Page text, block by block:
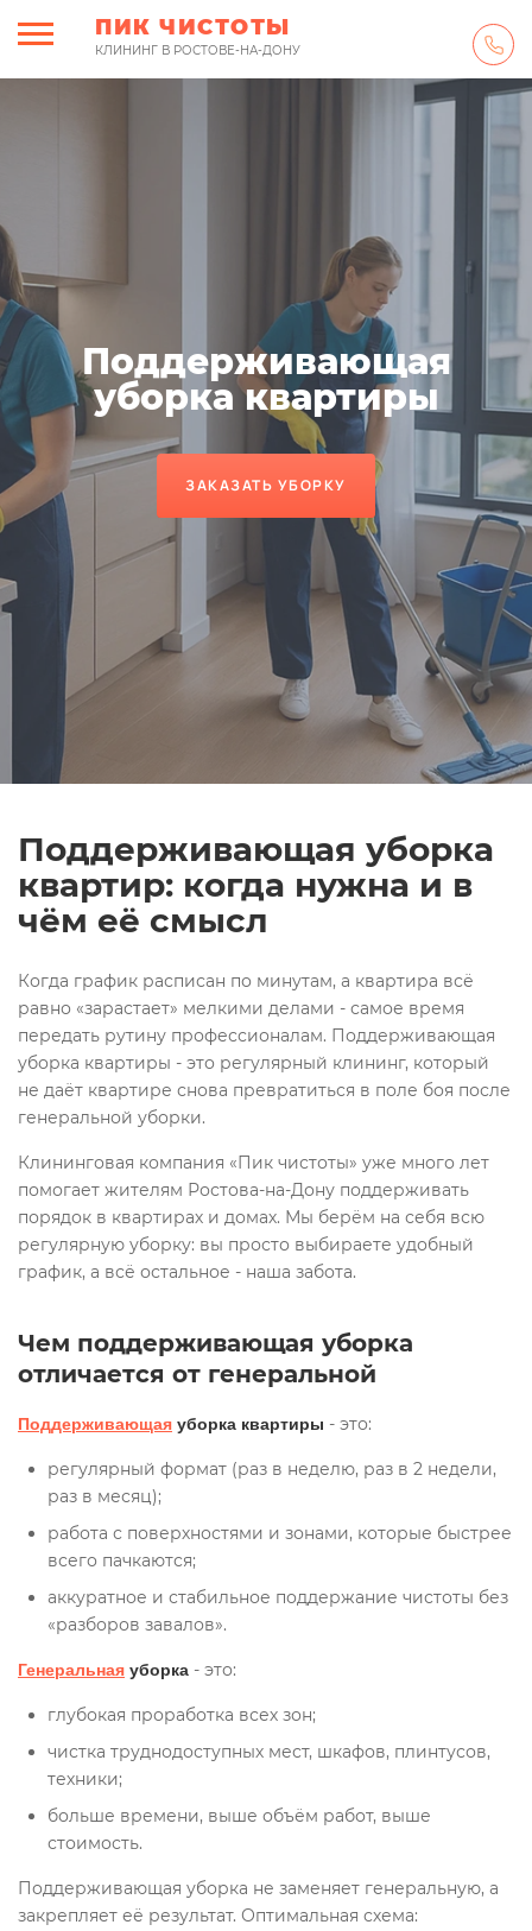
ПИК ЧИСТОТЫ
КЛИНИНГ В РОСТОВЕ-НА-ДОНУ
Поддерживающая
уборка квартиры
ЗАКАЗАТЬ УБОРКУ
Поддерживающая уборка
квартир: когда нужна и в
чём её смысл
Когда график расписан по минутам, а квартира всё
равно «зарастает» мелкими делами - самое время
передать рутину профессионалам. Поддерживающая
уборка квартиры - это регулярный клининг, который
не даёт квартире снова превратиться в поле боя после
генеральной уборки.
Клининговая компания «Пик чистоты» уже много лет
помогает жителям Ростова-на-Дону поддерживать
порядок в квартирах и домах. Мы берём на себя всю
регулярную уборку: вы просто выбираете удобный
график, а всё остальное - наша забота.
Чем поддерживающая уборка
отличается от генеральной
Поддерживающая уборка квартиры - это:
регулярный формат (раз в неделю, раз в 2 недели,
раз в месяц);
работа с поверхностями и зонами, которые быстрее
всего пачкаются;
аккуратное и стабильное поддержание чистоты без
«разборов завалов».
Генеральная уборка - это:
глубокая проработка всех зон;
чистка труднодоступных мест, шкафов, плинтусов,
техники;
больше времени, выше объём работ, выше
стоимость.
Поддерживающая уборка не заменяет генеральную, а
закрепляет её результат. Оптимальная схема: